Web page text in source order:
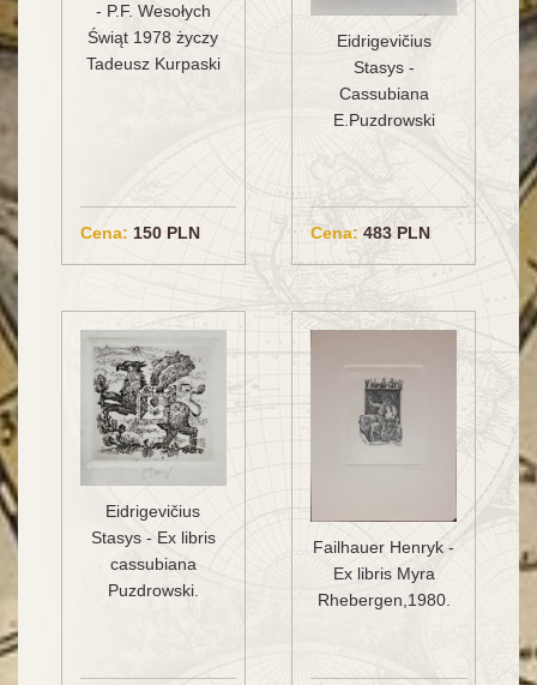
- P.F. Wesołych
Świąt 1978 życzy
Tadeusz Kurpaski
Cena: 150 PLN
Eidrigevičius
Stasys -
Cassubiana
E.Puzdrowski
Cena: 483 PLN
Eidrigevičius
Stasys - Ex libris
cassubiana
Puzdrowski.
Failhauer Henryk -
Ex libris Myra
Rhebergen,1980.